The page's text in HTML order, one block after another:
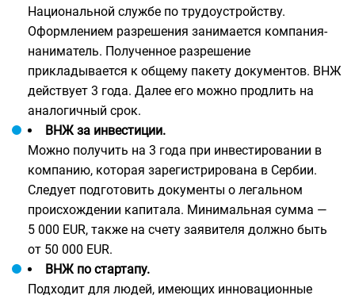
Национальной службе по трудоустройству.
Оформлением разрешения занимается компания-
наниматель. Полученное разрешение
прикладывается к общему пакету документов. ВНЖ
действует 3 года. Далее его можно продлить на
аналогичный срок.
ВНЖ за инвестиции.
Можно получить на 3 года при инвестировании в
компанию, которая зарегистрирована в Сербии.
Следует подготовить документы о легальном
происхождении капитала. Минимальная сумма —
5 000 EUR, также на счету заявителя должно быть
от 50 000 EUR.
ВНЖ по стартапу.
Подходит для людей, имеющих инновационные